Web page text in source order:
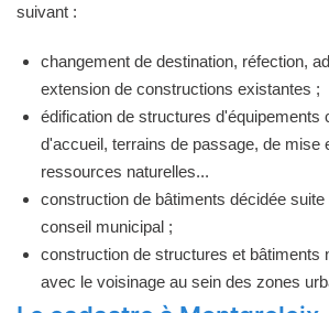
suivant :
changement de destination, réfection,
extension de constructions existantes ;
édification de structures d'équipements
d'accueil, terrains de passage, de mise
ressources naturelles...
construction de bâtiments décidée suite
conseil municipal ;
construction de structures et bâtiments
avec le voisinage au sein des zones